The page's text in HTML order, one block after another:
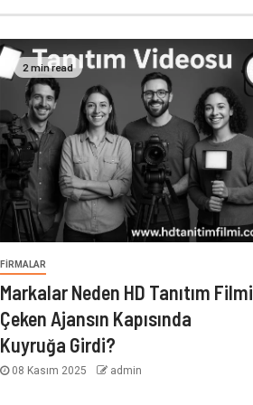
2 min read
FIRMALAR
Markalar Neden HD Tanıtım Filmi
Çeken Ajansın Kapısında
Kuyruğa Girdi?
08 Kasım 2025 admin